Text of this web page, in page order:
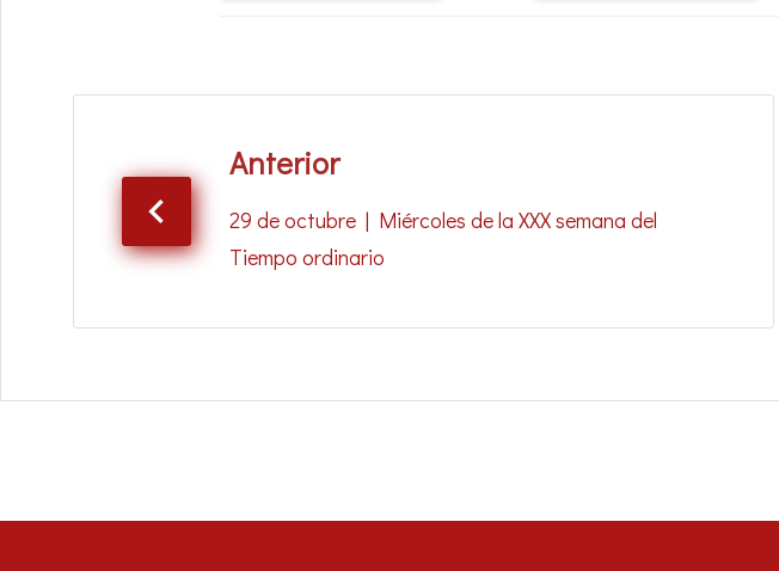
Anterior
29 de octubre | Miércoles de la XXX semana del
Tiempo ordinario